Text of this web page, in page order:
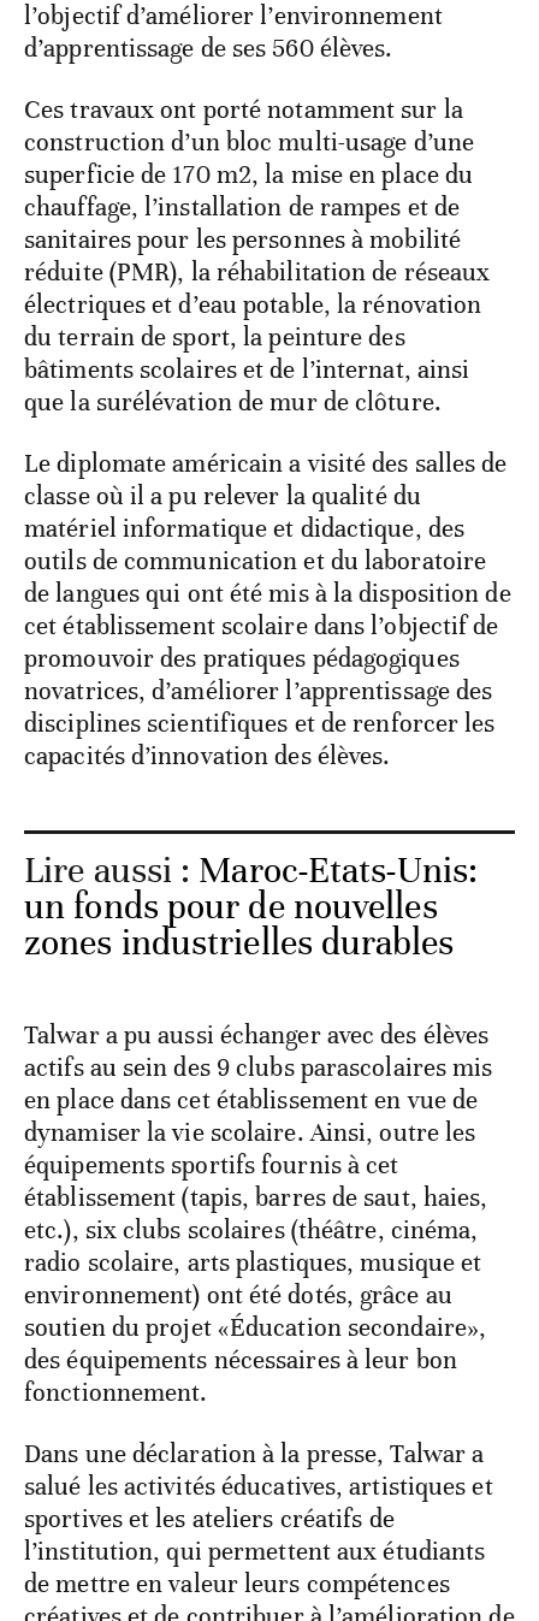
l’objectif d’améliorer l’environnement
d’apprentissage de ses 560 élèves.
Ces travaux ont porté notamment sur la
construction d’un bloc multi-usage d’une
superficie de 170 m2, la mise en place du
chauffage, l’installation de rampes et de
sanitaires pour les personnes à mobilité
réduite (PMR), la réhabilitation de réseaux
électriques et d’eau potable, la rénovation
du terrain de sport, la peinture des
bâtiments scolaires et de l’internat, ainsi
que la surélévation de mur de clôture.
Le diplomate américain a visité des salles de
classe où il a pu relever la qualité du
matériel informatique et didactique, des
outils de communication et du laboratoire
de langues qui ont été mis à la disposition de
cet établissement scolaire dans l’objectif de
promouvoir des pratiques pédagogiques
novatrices, d’améliorer l’apprentissage des
disciplines scientifiques et de renforcer les
capacités d’innovation des élèves.
Lire aussi : Maroc-Etats-Unis:
un fonds pour de nouvelles
zones industrielles durables
Talwar a pu aussi échanger avec des élèves
actifs au sein des 9 clubs parascolaires mis
en place dans cet établissement en vue de
dynamiser la vie scolaire. Ainsi, outre les
équipements sportifs fournis à cet
établissement (tapis, barres de saut, haies,
etc.), six clubs scolaires (théâtre, cinéma,
radio scolaire, arts plastiques, musique et
environnement) ont été dotés, grâce au
soutien du projet «Éducation secondaire»,
des équipements nécessaires à leur bon
fonctionnement.
Dans une déclaration à la presse, Talwar a
salué les activités éducatives, artistiques et
sportives et les ateliers créatifs de
l’institution, qui permettent aux étudiants
de mettre en valeur leurs compétences